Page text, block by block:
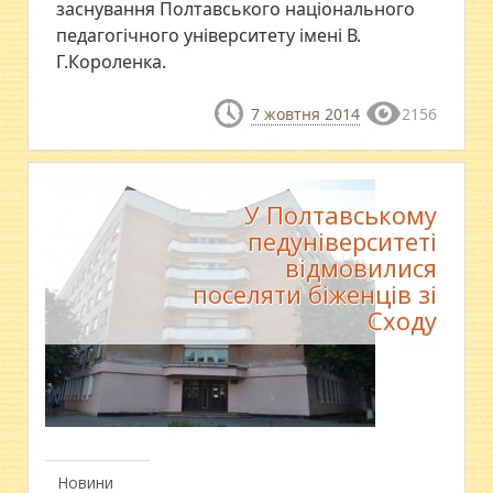
заснування Полтавського національного
педагогічного університету імені В.
Г.Короленка.
7 жовтня 2014 2156
Новини
У Полтавському
педуніверситеті
відмовилися
поселяти біженців зі
Сходу